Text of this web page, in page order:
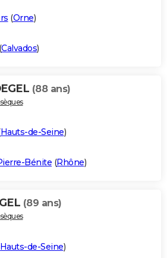
(Orne)
(Calvados)
(88 ans)
Hauts-de-Seine)
Bénite (Rhône)
(89 ans)
Hauts-de-Seine)